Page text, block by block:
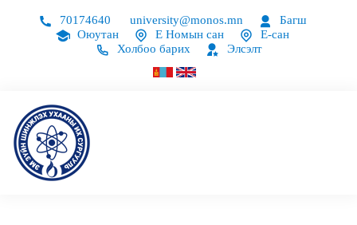
70174640 university@monos.mn
Багш
Оюутан
Е Номын сан
Е-сан
Холбоо барих
Элсэлт